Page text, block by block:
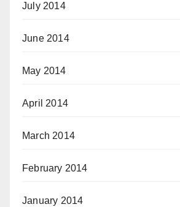
July 2014
June 2014
May 2014
April 2014
March 2014
February 2014
January 2014